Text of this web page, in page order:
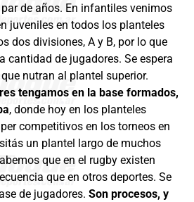
de años. En infantiles venimos
juveniles en todos los planteles
dos divisiones, A y B, por lo que
cantidad de jugadores. Se espera
nutran al plantel superior.
tengamos en la base formados,
, donde hoy en los planteles
competitivos en los torneos en
un plantel largo de muchos
que en el rugby existen
que en otros deportes. Se
de jugadores. Son procesos, y